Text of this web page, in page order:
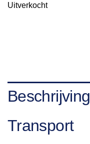
Uitverkocht
Beschrijving
Transport